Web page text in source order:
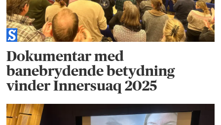
Dokumentar med
banebrydende betydning
vinder Innersuaq 2025